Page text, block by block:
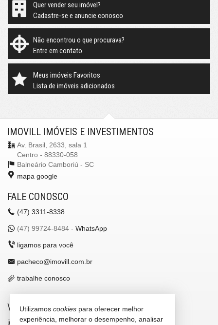
Quer vender seu imóvel?
Cadastre-se e anuncie conosco
Não encontrou o que procurava?
Entre em contato
Meus imóveis Favoritos
Lista de imóveis adicionados
IMOVILL IMÓVEIS E INVESTIMENTOS
Av. Brasil, 2633, sala 1
Centro - 88330-058
Balneário Camboriú - SC
mapa google
FALE CONOSCO
(47) 3311-8338
(47) 99724-8484 - WhatsApp
ligamos para você
pacheco@imovill.com.br
trabalhe conosco
VEJA MAIS
receba nosso newsletter
Utilizamos cookies para oferecer melhor
experiência, melhorar o desempenho, analisar